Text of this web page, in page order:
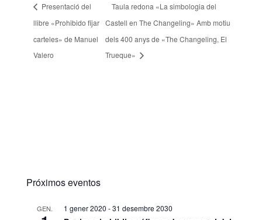
Presentació del
llibre «Prohibido fijar
carteles» de Manuel
Valero
Taula redona «La simbologia del
Castell en The Changeling» Amb motiu
dels 400 anys de «The Changeling, El
Trueque»
Próximos eventos
GEN. 1 gener 2020 -31 desembre 2030